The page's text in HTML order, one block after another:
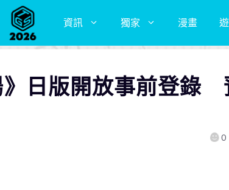
資訊 獨家 漫畫
》日版開放事前登錄
0